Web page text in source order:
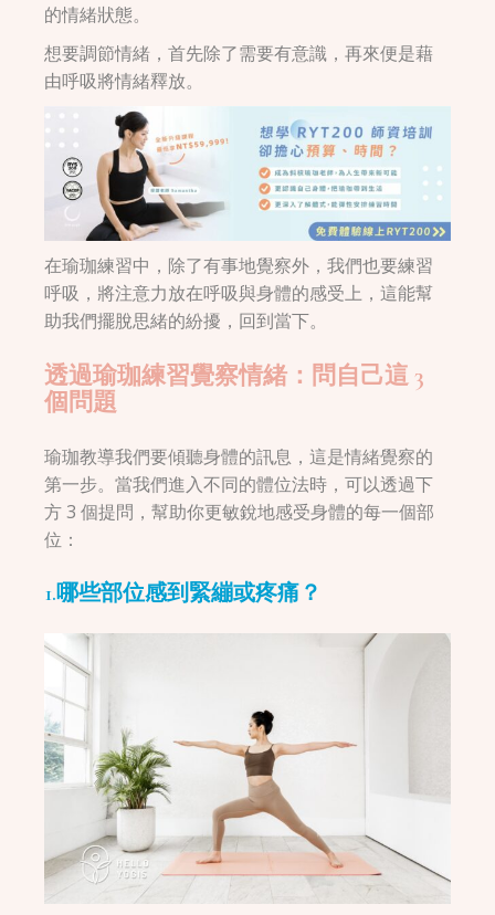
的情緒狀態。
想要調節情緒，首先除了需要有意識，再來便是藉
由呼吸將情緒釋放。
在瑜珈練習中，除了有事地覺察外，我們也要練習
呼吸，將注意力放在呼吸與身體的感受上，這能幫
助我們擺脫思緒的紛擾，回到當下。
透過瑜珈練習覺察情緒：問自己這 3
個問題
瑜珈教導我們要傾聽身體的訊息，這是情緒覺察的
第一步。當我們進入不同的體位法時，可以透過下
方 3 個提問，幫助你更敏銳地感受身體的每一個部
位：
1.哪些部位感到緊繃或疼痛？